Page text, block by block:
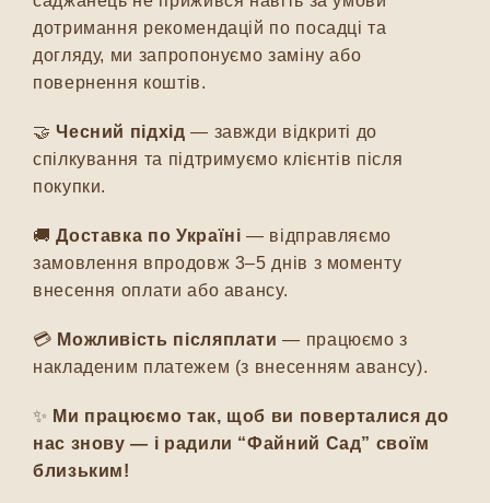
дотримання рекомендацій по посадці та
догляду, ми запропонуємо заміну або
повернення коштів.
🤝Чесний підхід — завжди відкриті до
спілкування та підтримуємо клієнтів після
покупки.
🚚Доставка по Україні — відправляємо
замовлення впродовж 3–5 днів з моменту
внесення оплати або авансу.
💳 Можливість післяплати — працюємо з
накладеним платежем (з внесенням авансу).
✨ Ми працюємо так, щоб ви поверталися до
нас знову — і радили “Файний Сад” своїм
близьким!